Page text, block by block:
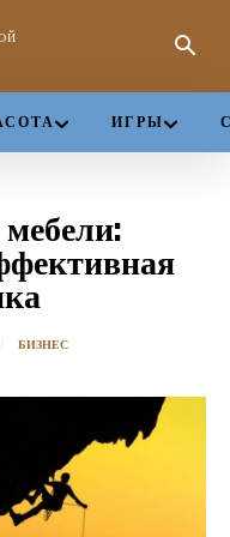
ИГРЫ
БИЗНЕС